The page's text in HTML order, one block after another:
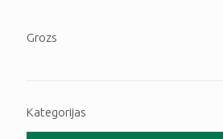
Grozs
Kategorijas